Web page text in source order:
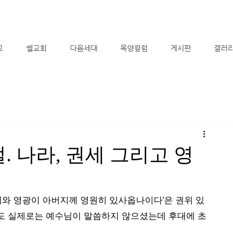
쎌교회 다음세대 목양컬럼 게시판 갤러리
. 나라, 권세 그리고 영
영광이 아버지께 영원히 있사옵나이다’은 권위 있
실제로는 예수님이 말씀하지 않으셨는데 후대에 초